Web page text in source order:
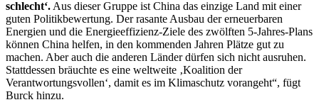
schlecht‘. Aus dieser Gruppe ist China das einzige Land mit einer
guten Politikbewertung. Der rasante Ausbau der erneuerbaren
Energien und die Energieeffizienz-Ziele des zwölften 5-Jahres-Plans
können China helfen, in den kommenden Jahren Plätze gut zu
machen. Aber auch die anderen Länder dürfen sich nicht ausruhen.
Stattdessen bräuchte es eine weltweite ‚Koalition der
Verantwortungsvollen‘, damit es im Klimaschutz vorangeht“, fügt
Burck hinzu.